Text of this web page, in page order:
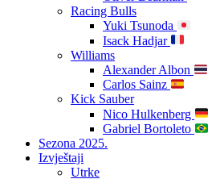
Racing Bulls
Yuki Tsunoda
Isack Hadjar
Williams
Alexander Albon
Carlos Sainz
Kick Sauber
Nico Hulkenberg
Gabriel Bortoleto
Sezona 2025.
Izvještaji
Utrke